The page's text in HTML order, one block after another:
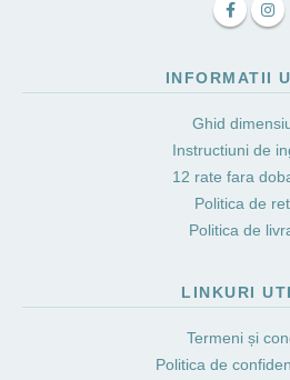
INFORMATII
Ghid
Instructiuni de
12 rate fara
Politica de
Politica de
LINKURI
Termeni și
Politica de